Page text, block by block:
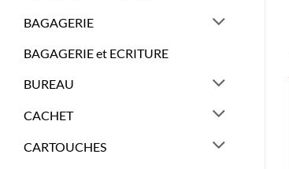
BAGAGERIE
BAGAGERIE et ECRITURE
BUREAU
CACHET
CARTOUCHES